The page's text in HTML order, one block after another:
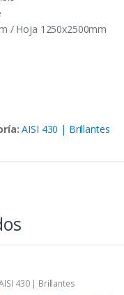
/ Hoja 1250x2500mm
AISI 430 | Brillantes
430 | Brillantes